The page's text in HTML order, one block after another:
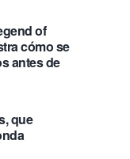
of
cómo se
antes de
que